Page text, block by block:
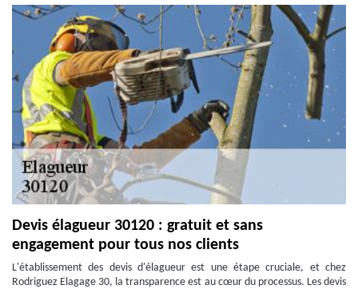
Devis élagueur 30120 : gratuit et sans
engagement pour tous nos clients
L'établissement des devis d'élagueur est une étape cruciale, et chez
Rodriguez Elagage 30, la transparence est au cœur du processus. Les devis